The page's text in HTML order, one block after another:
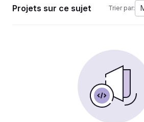
Projets sur ce sujet Trier par: